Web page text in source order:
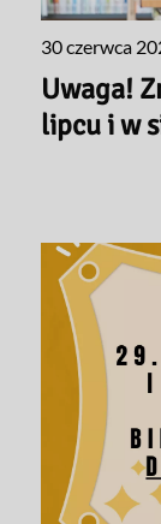
30 czerwca
Uwaga!
lipcu i w